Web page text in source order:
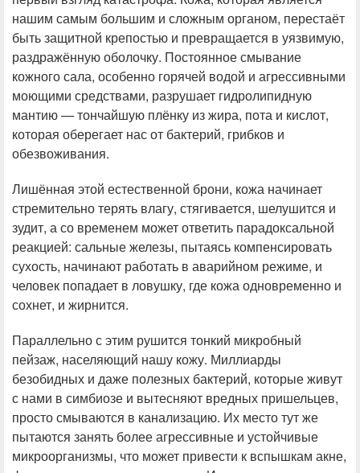
нашим самым большим и сложным органом, перестаёт
быть защитной крепостью и превращается в уязвимую,
раздражённую оболочку. Постоянное смывание
кожного сала, особенно горячей водой и агрессивными
моющими средствами, разрушает гидролипидную
мантию — тончайшую плёнку из жира, пота и кислот,
которая оберегает нас от бактерий, грибков и
обезвоживания.
Лишённая этой естественной брони, кожа начинает
стремительно терять влагу, стягивается, шелушится и
зудит, а со временем может ответить парадоксальной
реакцией: сальные железы, пытаясь компенсировать
сухость, начинают работать в аварийном режиме, и
человек попадает в ловушку, где кожа одновременно и
сохнет, и жирнится.
Параллельно с этим рушится тонкий микробный
пейзаж, населяющий нашу кожу. Миллиарды
безобидных и даже полезных бактерий, которые живут
с нами в симбиозе и вытесняют вредных пришельцев,
просто смываются в канализацию. Их место тут же
пытаются занять более агрессивные и устойчивые
микроорганизмы, что может привести к вспышкам акне,